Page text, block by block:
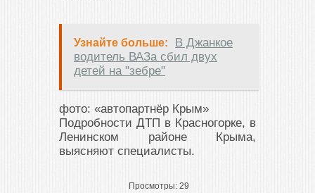
Узнайте больше:
В Джанкое
водитель ВАЗа сбил двух
детей на "зебре"
фото: «автопартнёр Крым»
Подробности ДТП в Красногорке, в
Ленинском районе Крыма,
выясняют специалисты.
Просмотры: 29